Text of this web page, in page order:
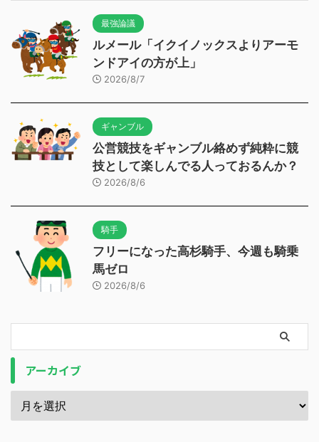
最強論議
ルメール「イクイノックスよりアーモ
ンドアイの方が上」
2026/8/7
ギャンブル
公営競技をギャンブル絡めず純粋に競
技として楽しんでる人っておるんか？
2026/8/6
騎手
フリーになった高杉騎手、今週も騎乗
馬ゼロ
2026/8/6
アーカイブ